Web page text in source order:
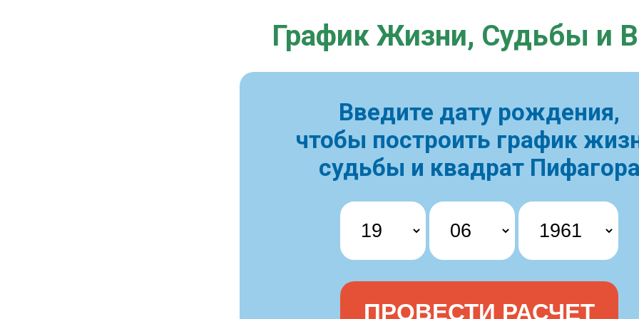
График Жизни, Судьбы и
Введите дату рождения,
чтобы построить график
судьбы и квадрат Пифагора
ПРОВЕСТИ РАСЧЕТ